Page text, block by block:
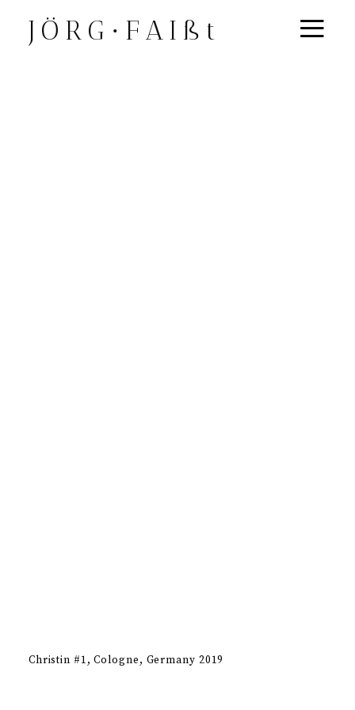
JÖRG∙FAIßt ≡
Christin #1 Cologne, Germany 2019